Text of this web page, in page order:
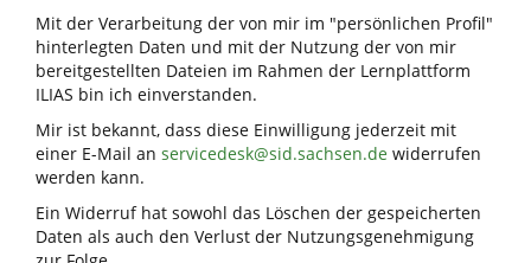
Mit der Verarbeitung der von mir im "persönlichen Profil"
hinterlegten Daten und mit der Nutzung der von mir
bereitgestellten Dateien im Rahmen der Lernplattform
ILIAS bin ich einverstanden.
Mir ist bekannt, dass diese Einwilligung jederzeit mit
einer E-Mail an servicedesk@sid.sachsen.de widerrufen
werden kann.
Ein Widerruf hat sowohl das Löschen der gespeicherten
Daten als auch den Verlust der Nutzungsgenehmigung